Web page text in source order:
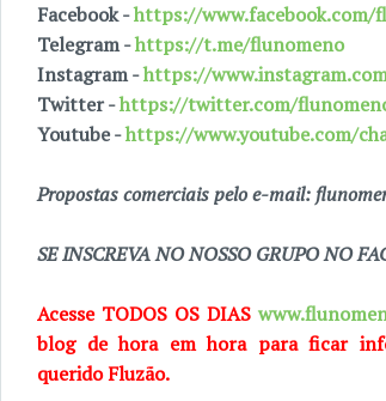
Facebook -https://www.facebook.com/
Telegram -https://t.me/flunomeno
Instagram -https://
Twitter -https://twitter.com/
Youtube -https://www.youtube.com/
Propostas comerciais pelo e-mail:
SE INSCREVA NO NOSSO GRUPO NO
Acesse TODOS OS DIAS
blog dehora em hora para ficar
queridoFluzão.